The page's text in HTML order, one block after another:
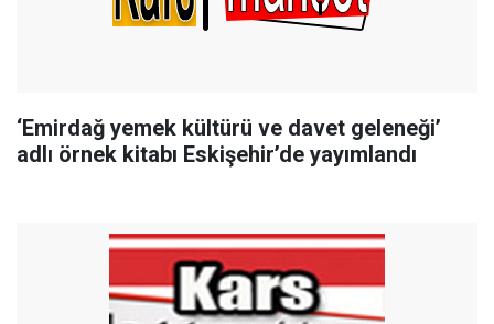
‘Emirdağ yemek kültürü ve davet geleneği’
adlı örnek kitabı Eskişehir’de yayımlandı